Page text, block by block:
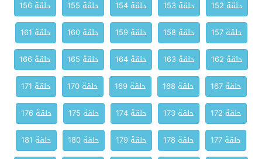
حلقة 152
حلقة 153 حلقة 154 حلقة 155
حلقة 156
حلقة 157
حلقة 158 حلقة 159 حلقة 160
حلقة 161
حلقة 162
حلقة 163 حلقة 164 حلقة 165
حلقة 166
حلقة 167
حلقة 168 حلقة 169 حلقة 170
حلقة 171
حلقة 172
حلقة 173 حلقة 174 حلقة 175
حلقة 176
حلقة 177
حلقة 178 حلقة 179 حلقة 180
حلقة 181